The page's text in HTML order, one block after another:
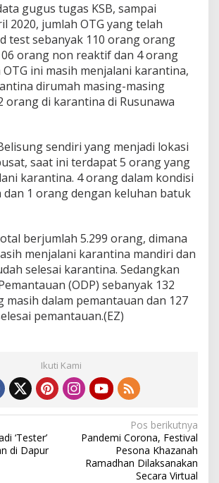
gugus tugas KSB, sampai
2020, jumlah OTG yang telah
test sebanyak 110 orang orang
orang non reaktif dan 4 orang
OTG ini masih menjalani karantina,
dirumah masing-masing
orang di karantina di Rusunawa
sendiri yang menjadi lokasi
saat ini terdapat 5 orang yang
karantina. 4 orang dalam kondisi
1 orang dengan keluhan batuk
berjumlah 5.299 orang, dimana
menjalani karantina mandiri dan
selesai karantina. Sedangkan
(ODP) sebanyak 132
masih dalam pemantauan dan 127
pemantauan.(EZ)
Ikuti Kami
‘Tester’
di Dapur
Pos berikutnya
Pandemi Corona, Festival
Pesona Khazanah
Ramadhan Dilaksanakan
Secara Virtual